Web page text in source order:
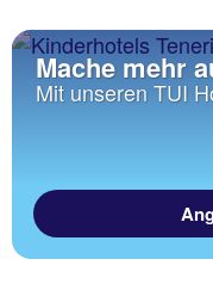
Mache mehr
Mit unseren TUI